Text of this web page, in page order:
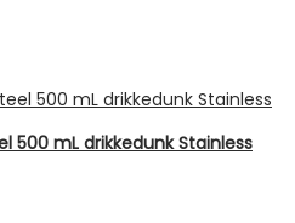
500 mL drikkedunk Stainless